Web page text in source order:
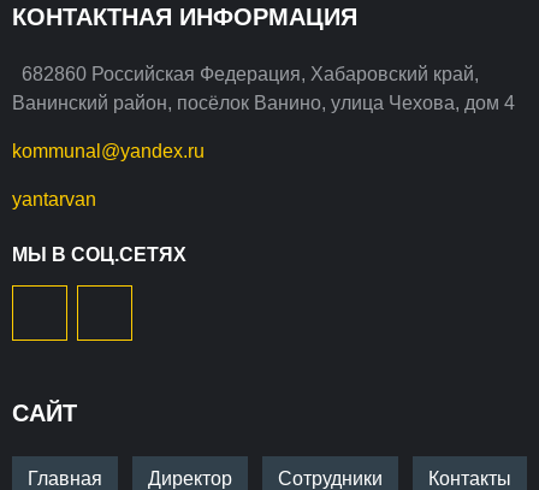
КОНТАКТНАЯ ИНФОРМАЦИЯ
682860 Российская Федерация, Хабаровский край,
Ванинский район, посёлок Ванино, улица Чехова, дом 4
kommunal@yandex.ru
yantarvan
МЫ В СОЦ.СЕТЯХ
САЙТ
Главная Директор Сотрудники Контакты